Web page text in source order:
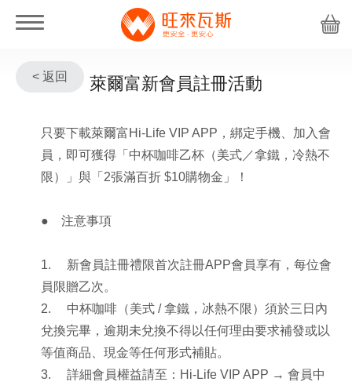
萊爾富新會員註冊活動
只要下載萊爾富 Hi-Life VIP APP ，綁定手機、加入會
員，即可獲得「中杯咖啡乙杯（美式／拿鐵，冷熱不
限）」與「 2張滿百折 $10購物金」！
● 注意事項
1. 新會員註冊禮限首次註冊APP會員享有，每位會
員限贈乙次。
2. 中杯咖啡（美式 /拿鐵，冰熱不限）須於三日內
兌換完畢，逾期未兌換不得以任何理由要求補發或以
等值商品、現金等任何形式補貼。
3. 詳細會員權益請至： Hi-Life VIP APP → 會員中
< 返回